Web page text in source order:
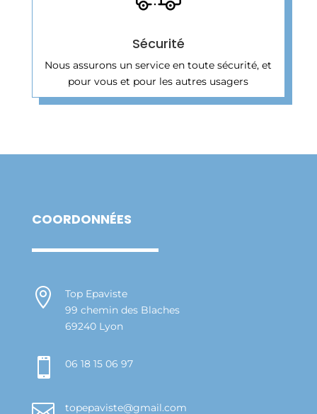
Sécurité
Nous assurons un service en toute sécurité, et
pour vous et pour les autres usagers
COORDONNÉES

Top Epaviste
99 chemin des Blaches
69240 Lyon
 06 18 15 06 97
topepaviste@gmail.com